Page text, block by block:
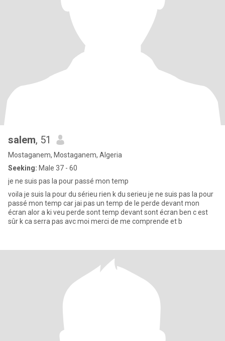
salem, 51
Mostaganem, Mostaganem, Algeria
Seeking: Male 37 - 60
je ne suis pas la pour passé mon temp
voila je suis la pour du sérieu rien k du serieu je ne suis pas la pour
passé mon temp car jai pas un temp de le perde devant mon
écran alor a ki veu perde sont temp devant sont écran ben c est
sûr k ca serra pas avc moi merci de me comprende et b